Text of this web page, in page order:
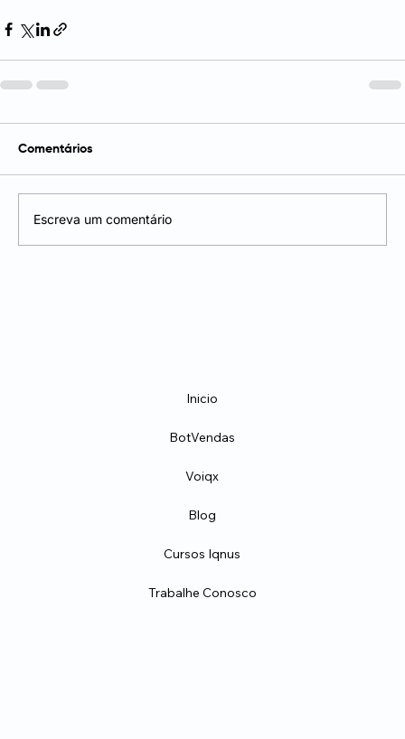
Comentários
Escreva um comentário
Inicio
BotVendas
Voiqx
Blog
Cursos Iqnus
Trabalhe Conosco